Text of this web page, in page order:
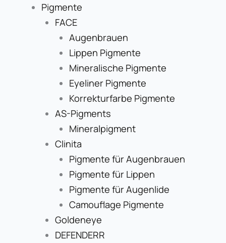
Pigmente
FACE
Augenbrauen
Lippen Pigmente
Mineralische Pigmente
Eyeliner Pigmente
Korrekturfarbe Pigmente
AS-Pigments
Mineralpigment
Clinita
Pigmente für Augenbrauen
Pigmente für Lippen
Pigmente für Augenlide
Camouflage Pigmente
Goldeneye
DEFENDERR